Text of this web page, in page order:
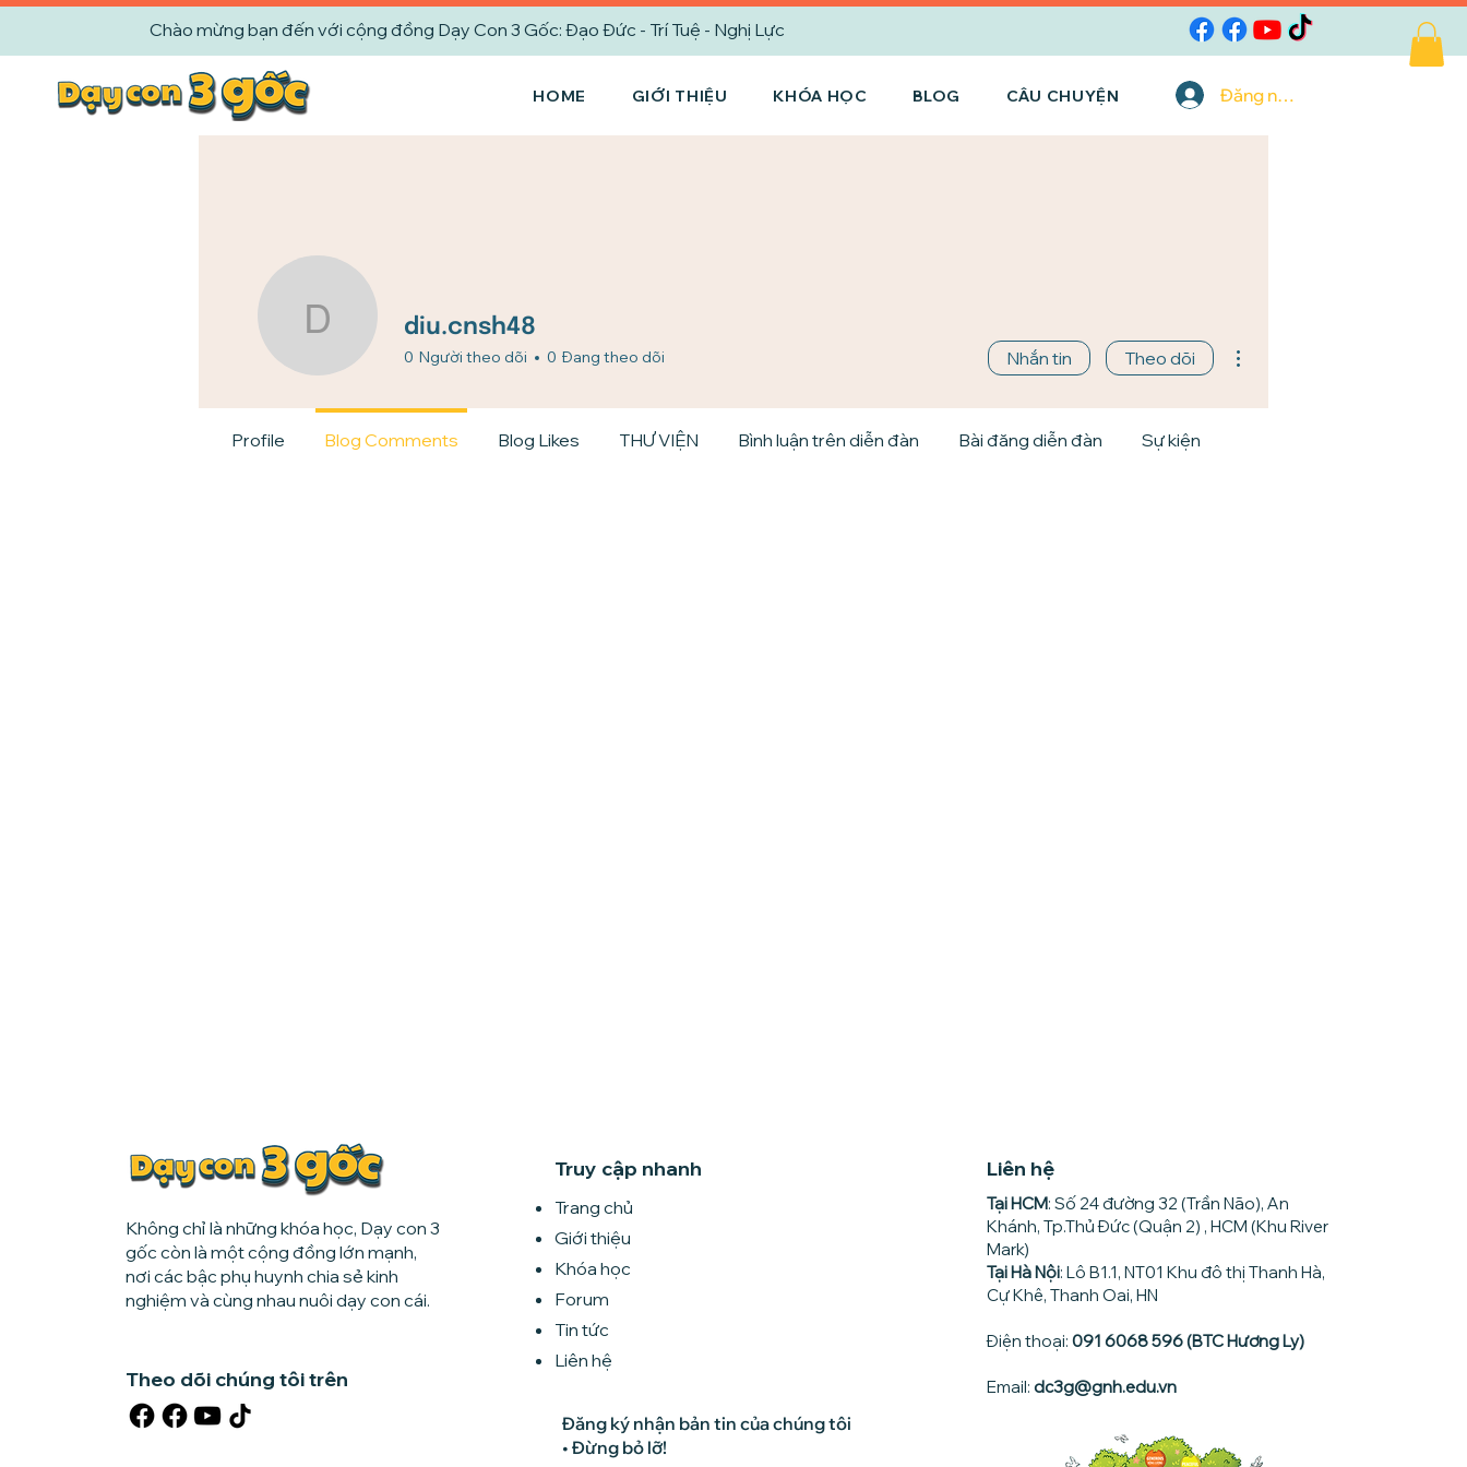
Chào mừng bạn đến với cộng đồng Dạy Con 3 Gốc: Đạo Đức - Trí Tuệ - Nghị Lực
HOME GIỚI THIỆU KHÓA HỌC BLOG CÂU CHUYỆN Đăng nhập
diu.cnsh48
diu.cnsh48
0 Người theo dõi 0 Đang theo dõi Nhắn tin Theo dõi
Profile Blog Comments Blog Likes THƯ VIỆN Bình luận trên diễn đàn Bài đăng diễn đàn Sự kiện
Không chỉ là những khóa học, Dạy con 3
gốc còn là một cộng đồng lớn mạnh,
nơi các bậc phụ huynh chia sẻ kinh
nghiệm và cùng nhau nuôi dạy con cái.
Theo dõi chúng tôi trên
Truy cập nhanh
Trang chủ
Giới thiệu
Khóa học
Forum
Tin tức
Liên hệ
Đăng ký nhận bản tin của chúng tôi
• Đừng bỏ lỡ!
Liên hệ
Tại HCM: Số 24 đường 32 (Trần Não), An
Khánh, Tp.Thủ Đức (Quận 2) , HCM (Khu River
Mark)
Tại Hà Nội: Lô B1.1, NT01 Khu đô thị Thanh Hà,
Cự Khê, Thanh Oai, HN
Điện thoại: 091 6068 596 (BTC Hương Ly)
Email: dc3g@gnh.edu.vn